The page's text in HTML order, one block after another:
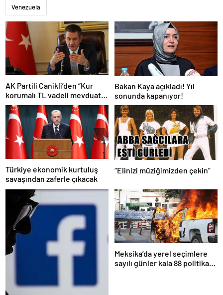
Venezuela
AK Partili Canikli’den “Kur
korumalı TL vadeli mevduat
sistemi” açıklaması!
Bakan Kaya açıkladı! Yıl
sonunda kapanıyor!
Türkiye ekonomik kurtuluş
savaşından zaferle çıkacak
“Elinizi müziğimizden çekin”
Meksika’da yerel seçimlere
sayılı günler kala 88 politikacı